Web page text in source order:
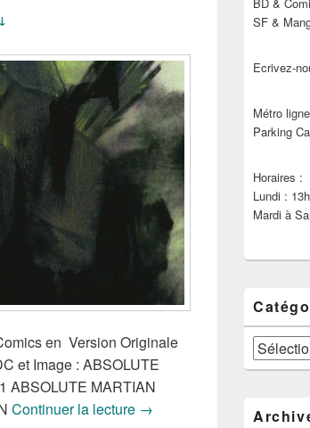
en Version Originale
et Image : ABSOLUTE
ABSOLUTE MARTIAN
Continuer la lecture Sortie des comics VO de
→
BD &
SF &
Ecrivez-
Métro
Parking
Horaires :
Lundi :
Mardi à
Catégories